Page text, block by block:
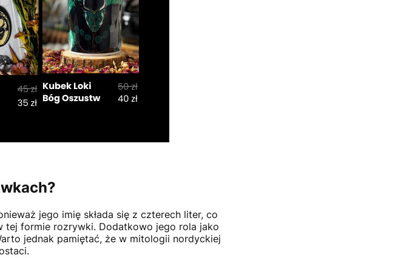
jego imię składa się z czterech liter, co
tej formie rozrywki. Dodatkowo jego rola jako
jednak pamiętać, że w mitologii nordyckiej